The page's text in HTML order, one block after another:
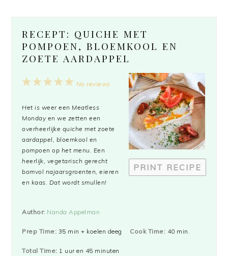
RECEPT: QUICHE MET
POMPOEN, BLOEMKOOL EN
ZOETE AARDAPPEL
PRINT RECIPE
5
4
3
2
1
No reviews
Het is weer een Meatless
Monday en we zetten een
overheerlijke quiche met zoete
aardappel, bloemkool en
pompoen op het menu. Een
heerlijk, vegetarisch gerecht
bomvol najaarsgroenten, eieren
en kaas. Dat wordt smullen!
Author: Nanda Appelman
Prep Time: 35 min + koelen deeg Cook Time: 40 min.
Total Time: 1 uur en 45 minuten